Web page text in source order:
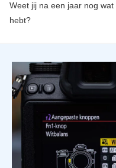
Weet jij na een jaar nog
hebt?